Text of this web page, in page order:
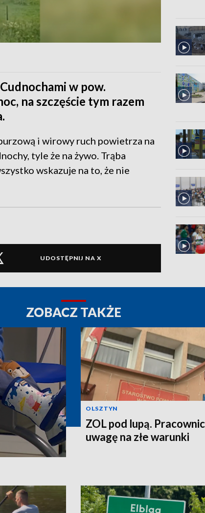
w pow.
na szczęście tym razem
i wirowy ruch powietrza na
tyle że na żywo. Trąba
wskazuje na to, że nie
UDOSTĘPNIJ NA X
ZOBACZ TAKŻE
OLSZTYN
ZOL pod lupą.
uwagę na złe warunki